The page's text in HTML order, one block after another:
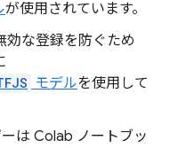
が使用されています。
な登録を防ぐため
モデルを使用して
は Colab ノートブッ